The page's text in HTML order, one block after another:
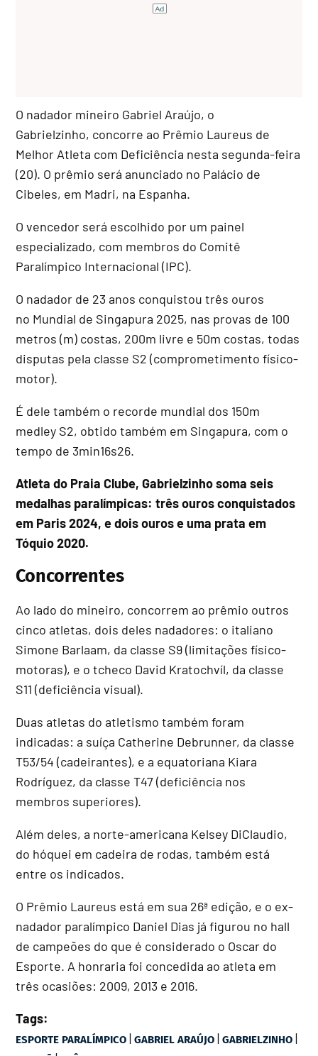
O nadador mineiro Gabriel Araújo, o
Gabrielzinho, concorre ao Prêmio Laureus de
Melhor Atleta com Deficiência nesta segunda-feira
(20). O prêmio será anunciado no Palácio de
Cibeles, em Madri, na Espanha.
O vencedor será escolhido por um painel
especializado, com membros do Comitê
Paralímpico Internacional (IPC).
O nadador de 23 anos conquistou três ouros
no Mundial de Singapura 2025, nas provas de 100
metros (m) costas, 200m livre e 50m costas, todas
disputas pela classe S2 (comprometimento físico-
motor).
É dele também o recorde mundial dos 150m
medley S2, obtido também em Singapura, com o
tempo de 3min16s26.
Atleta do Praia Clube, Gabrielzinho soma seis
medalhas paralímpicas: três ouros conquistados
em Paris 2024, e dois ouros e uma prata em
Tóquio 2020.
Concorrentes
Ao lado do mineiro, concorrem ao prêmio outros
cinco atletas, dois deles nadadores: o italiano
Simone Barlaam, da classe S9 (limitações físico-
motoras), e o tcheco David Kratochvíl, da classe
S11 (deficiência visual).
Duas atletas do atletismo também foram
indicadas: a suíça Catherine Debrunner, da classe
T53/54 (cadeirantes), e a equatoriana Kiara
Rodríguez, da classe T47 (deficiência nos
membros superiores).
Além deles, a norte-americana Kelsey DiClaudio,
do hóquei em cadeira de rodas, também está
entre os indicados.
O Prêmio Laureus está em sua 26ª edição, e o ex-
nadador paralímpico Daniel Dias já figurou no hall
de campeões do que é considerado o Oscar do
Esporte. A honraria foi concedida ao atleta em
três ocasiões: 2009, 2013 e 2016.
Tags:
ESPORTE PARALÍMPICO |GABRIEL ARAÚJO |GABRIELZINHO |